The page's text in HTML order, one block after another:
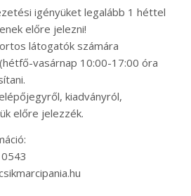
igényüket legalább 1 héttel
előre jelezni!
látogatók számára
vasárnap 10:00-17:00 óra
kiadványról,
előre jelezzék.